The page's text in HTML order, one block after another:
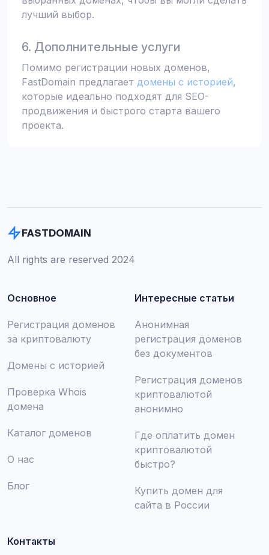
лучший выбор.
6. Дополнительные услуги
Помимо регистрации новых доменов,
FastDomain предлагает домены с историей,
которые идеально подходят для SEO-
продвижения и быстрого старта вашего
проекта.
FASTDOMAIN
All rights are reserved 2024
Основное
Регистрация доменов
за криптовалюту
Домены с историей
Проверка Whois
домена
Каталог доменов
О нас
Блог
Интересные статьи
Анонимная
регистрация доменов
без документов
Регистрация доменов
криптовалютой
анонимно
Где оплатить домен
криптовалютой
быстро?
Купить домен для
сайта в России
Контакты